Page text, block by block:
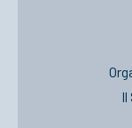
Il